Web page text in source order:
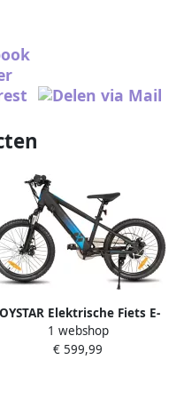
Elektrische Fiets E-
Bike – 20 Inch – Voor
Kinderen Tieners – 250W
1 webshop
€ 599,99